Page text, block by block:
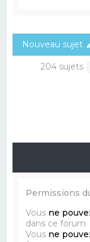
Nouveau sujet
204 sujets
Permissions
Vous ne
dans ce forum
Vous ne